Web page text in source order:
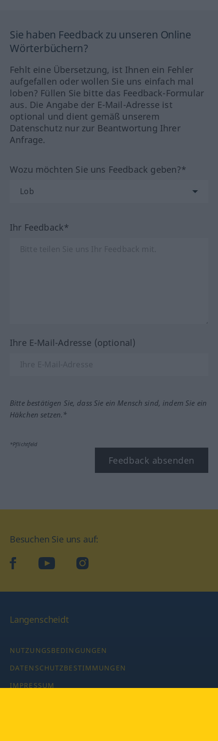
Sie haben Feedback zu unseren Online
Wörterbüchern?
Fehlt eine Übersetzung, ist Ihnen ein Fehler
aufgefallen oder wollen Sie uns einfach mal
loben? Füllen Sie bitte das Feedback-Formular
aus. Die Angabe der E-Mail-Adresse ist
optional und dient gemäß unserem
Datenschutz nur zur Beantwortung Ihrer
Anfrage.
Wozu möchten Sie uns Feedback geben?*
Ihr Feedback*
Ihre E-Mail-Adresse (optional)
Bitte bestätigen Sie, dass Sie ein Mensch sind, indem Sie ein
Häkchen setzen.*
*Pflichtfeld
Feedback absenden
Besuchen Sie uns auf:
facebookYouTube Instagram
Langenscheidt
NUTZUNGSBEDINGUNGEN
DATENSCHUTZBESTIMMUNGEN
IMPRESSUM